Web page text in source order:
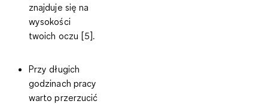
znajduje się na
wysokości
twoich oczu [5].
Przy długich
godzinach pracy
warto przerzucić